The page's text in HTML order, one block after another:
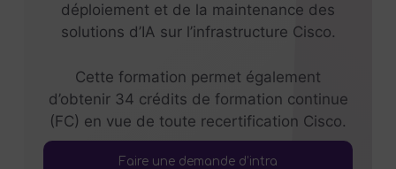
déploiement et de la maintenance des
solutions d’IA sur l’infrastructure Cisco.
Cette formation permet également
d’obtenir 34 crédits de formation continue
(FC) en vue de toute recertification Cisco.
Faire une demande d’intra